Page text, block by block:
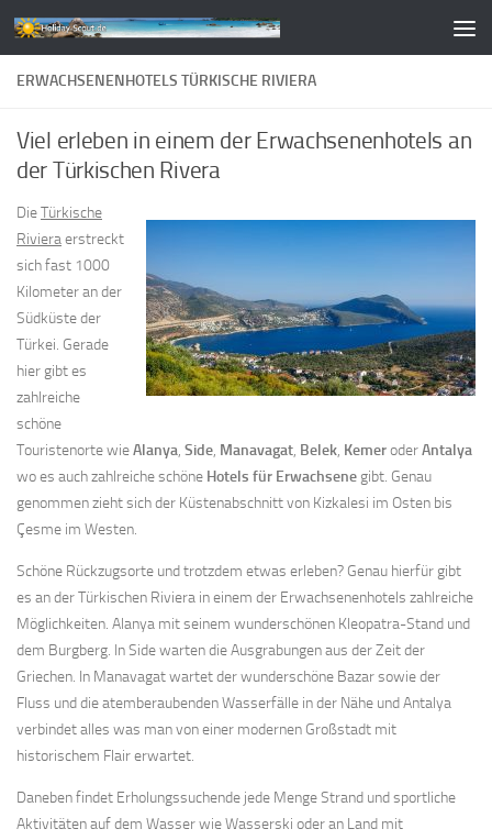
Zum Inhalt springen
ERWACHSENENHOTELS TÜRKISCHE RIVIERA
Viel erleben in einem der Erwachsenenhotels an
der Türkischen Rivera
DieTürkische
Rivieraerstreckt
sich fast 1000
Kilometer an der
Südküste der
Türkei. Gerade
hier gibt es
zahlreiche
schöne
Touristenorte wieAlanya, Side, Manavagat, Belek, KemeroderAntalya
wo es auch zahlreiche schöne Hotels für Erwachsene gibt. Genau
genommen zieht sich der Küstenabschnitt von Kizkalesi im Osten bis
Çesme im Westen.
Schöne Rückzugsorte und trotzdem etwas erleben? Genau hierfür gibt
es an der Türkischen Riviera in einem der Erwachsenenhotels zahlreiche
Möglichkeiten. Alanya mit seinem wunderschönen Kleopatra-Stand und
dem Burgberg. In Side warten die Ausgrabungen aus der Zeit der
Griechen. In Manavagat wartet der wunderschöne Bazar sowie der
Fluss und die atemberaubenden Wasserfälle in der Nähe und Antalya
verbindet alles was man von einer modernen Großstadt mit
historischem Flair erwartet.
Daneben findet Erholungssuchende jede Menge Strand und sportliche
Aktivitäten auf dem Wasser wie Wasserski oder an Land mit